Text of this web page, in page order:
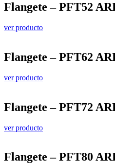
Flangete – PFT52
ver producto
Flangete – PFT62
ver producto
Flangete – PFT72
ver producto
Flangete – PFT80